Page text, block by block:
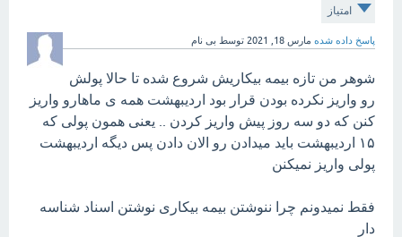
امتیاز
پاسخ داده شده مارس 18, 2021 توسط بی نام
شوهر من تازه بیمه بیکاریش شروع شده تا حالا پولش
رو واریز نکرده بودن قرار بود اردیبهشت همه ی ماهارو واریز
کنن که دو سه روز پیش واریز کردن .. یعنی همون پولی که
۱۵ اردیبهشت باید میدادن رو الان دادن پس دیگه اردیبهشت
پولی واریز نمیکنن
فقط نمیدونم چرا ننوشتن بیمه بیکاری نوشتن اسناد شناسه
دار